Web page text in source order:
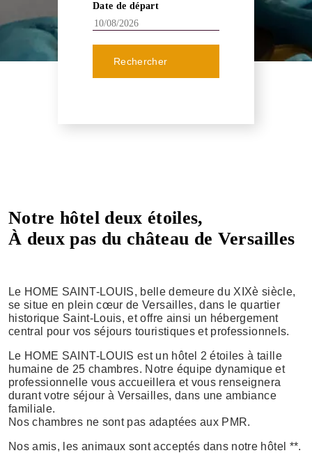
Date de départ
Rechercher
Notre hôtel deux étoiles,
À deux pas du château de Versailles
Le HOME SAINT-LOUIS, belle demeure du XIXè siècle,
se situe en plein cœur de Versailles, dans le quartier
historique Saint-Louis, et offre ainsi un hébergement
central pour vos séjours touristiques et professionnels.
Le HOME SAINT-LOUIS est un hôtel 2 étoiles à taille
humaine de 25 chambres. Notre équipe dynamique et
professionnelle vous accueillera et vous renseignera
durant votre séjour à Versailles, dans une ambiance
familiale.
Nos chambres ne sont pas adaptées aux PMR.
Nos amis, les animaux sont acceptés dans notre hôtel **.